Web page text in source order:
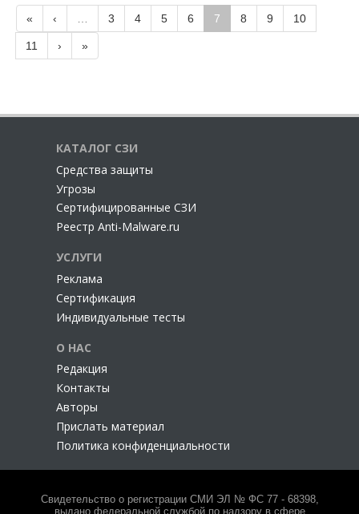
« ‹ 3 4 5 6 7 8 9 10
11 › »
КАТАЛОГ СЗИ
Cредства защиты
Угрозы
Сертифицированные СЗИ
Реестр Anti-Malware.ru
УСЛУГИ
Реклама
Сертификация
Индивидуальные тесты
О НАС
Редакция
Контакты
Авторы
Прислать материал
Политика конфиденциальности
Свидетельство о регистрации СМИ ЭЛ № ФС 77 - 68398,
выдано федеральной службой по надзору в сфере